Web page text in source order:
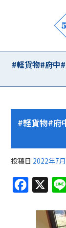
#軽貨物#府中
#軽貨物#府
投稿日 2022年7
F
a
c
X